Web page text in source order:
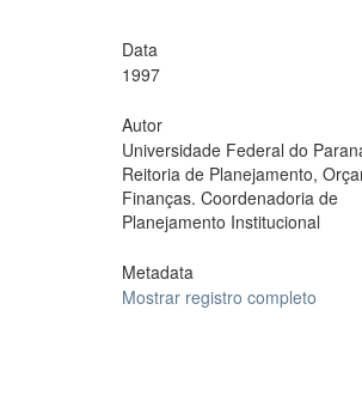
Data
1997
Autor
Universidade Federal do
Reitoria de Planejamento,
Finanças. Coordenadoria de
Planejamento Institucional
Metadata
Mostrar registro completo